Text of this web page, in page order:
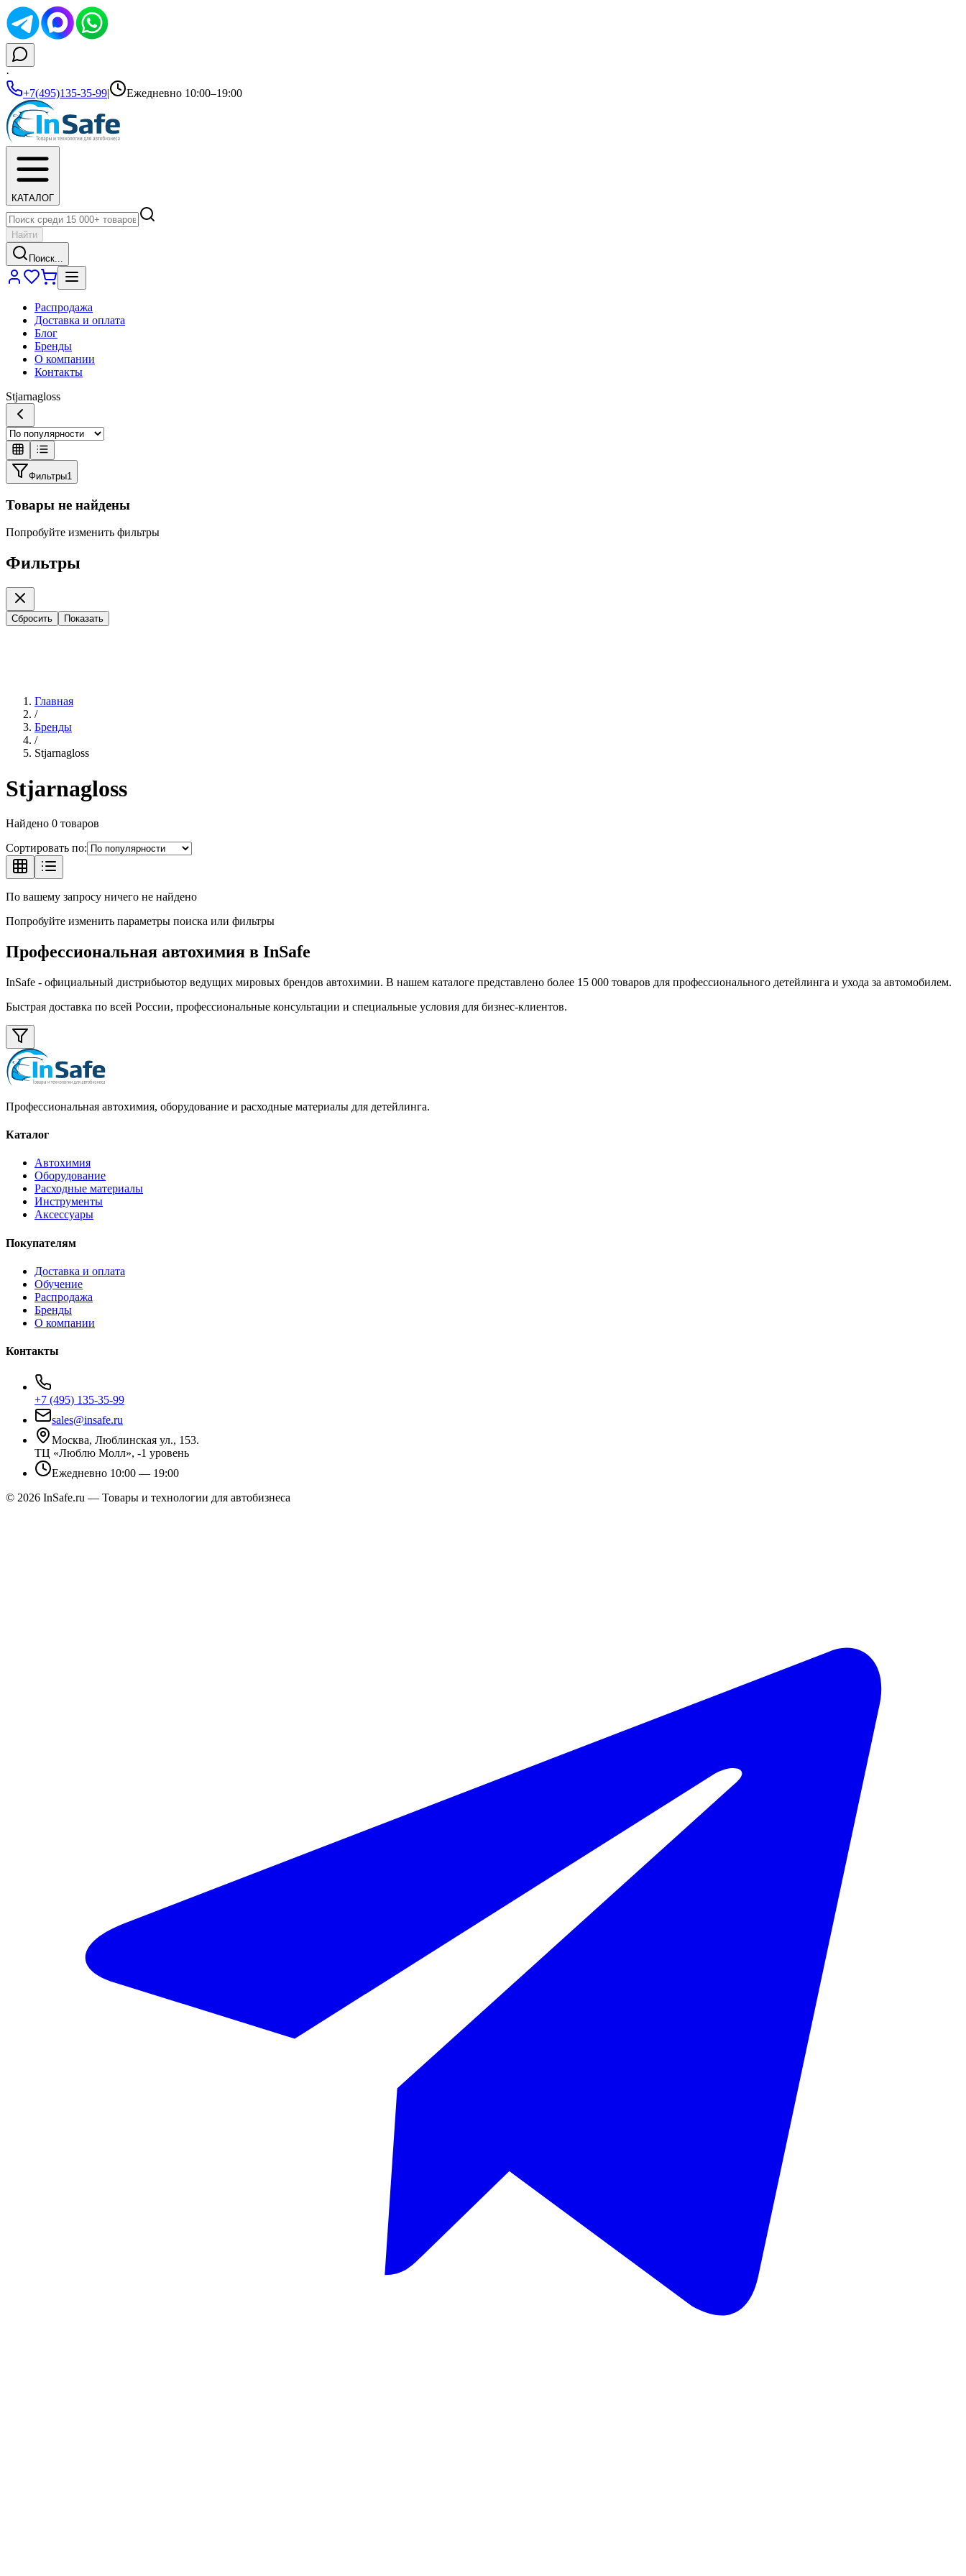
·
+7(495)135-35-99| Ежедневно 10:00–19:00
КАТАЛОГ
Найти
Поиск...
Распродажа
Доставка и оплата
Блог
Бренды
О компании
Контакты
Stjarnagloss
Фильтры1
Товары не найдены
Попробуйте изменить фильтры
Фильтры
Сбросить Показать
Главная
/
Бренды
/
Stjarnagloss
Stjarnagloss
Найдено 0 товаров
Сортировать по:
По вашему запросу ничего не найдено
Попробуйте изменить параметры поиска или фильтры
Профессиональная автохимия в InSafe
InSafe - официальный дистрибьютор ведущих мировых брендов автохимии. В нашем каталоге представлено более 15 000 товаров для профессионального детейлинга и ухода за автомобилем.
Быстрая доставка по всей России, профессиональные консультации и специальные условия для бизнес-клиентов.
Профессиональная автохимия, оборудование и расходные материалы для детейлинга.
Каталог
Автохимия
Оборудование
Расходные материалы
Инструменты
Аксессуары
Покупателям
Доставка и оплата
Обучение
Распродажа
Бренды
О компании
Контакты
+7 (495) 135-35-99
sales@insafe.ru
Москва, Люблинская ул., 153.
ТЦ «Люблю Молл», -1 уровень
Ежедневно 10:00 — 19:00
© 2026 InSafe.ru — Товары и технологии для автобизнеса